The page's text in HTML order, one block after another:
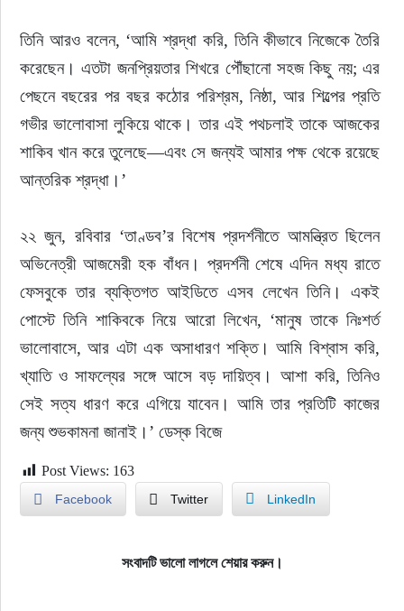
সময়ের প্রলাপ
তিনি আরও বলেন, ‘আমি শ্রদ্ধা করি, তিনি কীভাবে নিজেকে তৈরি
করেছেন। এতটা জনপ্রিয়তার শিখরে পৌঁছানো সহজ কিছু নয়; এর
পেছনে বছরের পর বছর কঠোর পরিশ্রম, নিষ্ঠা, আর শিল্পের প্রতি
গভীর ভালোবাসা লুকিয়ে থাকে। তার এই পথচলাই তাকে আজকের
শাকিব খান করে তুলেছে—এবং সে জন্যই আমার পক্ষ থেকে রয়েছে
আন্তরিক শ্রদ্ধা।’
২২ জুন, রবিবার ‘তাণ্ডব’র বিশেষ প্রদর্শনীতে আমন্ত্রিত ছিলেন
অভিনেত্রী আজমেরী হক বাঁধন। প্রদর্শনী শেষে এদিন মধ্য রাতে
ফেসবুকে তার ব্যক্তিগত আইডিতে এসব লেখেন তিনি। একই
পোস্টে তিনি শাকিবকে নিয়ে আরো লিখেন, ‘মানুষ তাকে নিঃশর্ত
ভালোবাসে, আর এটা এক অসাধারণ শক্তি। আমি বিশ্বাস করি,
খ্যাতি ও সাফল্যের সঙ্গে আসে বড় দায়িত্ব। আশা করি, তিনিও
সেই সত্য ধারণ করে এগিয়ে যাবেন। আমি তার প্রতিটি কাজের
জন্য শুভকামনা জানাই।’ ডেস্ক বিজে
Post Views: 163
Facebook Twitter LinkedIn
সংবাদটি ভালো লাগলে শেয়ার করুন।